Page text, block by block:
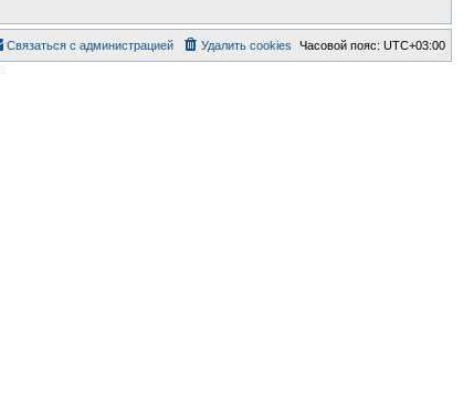
Часовой пояс: UTC+03:00
Удалить cookies
Связаться с администрацией